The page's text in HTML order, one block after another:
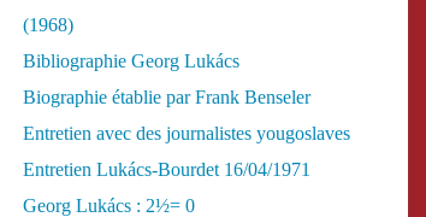
(1968)
Bibliographie Georg Lukács
Biographie établie par Frank Benseler
Entretien avec des journalistes yougoslaves
Entretien Lukács-Bourdet 16/04/1971
Georg Lukács : 2½= 0